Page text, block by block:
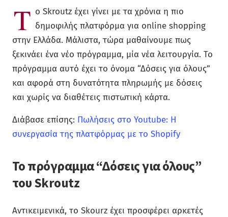
Τ ο Skroutz έχει γίνει με τα χρόνια η πιο
δημοφιλής πλατφόρμα για online shopping
στην Ελλάδα. Μάλιστα, τώρα μαθαίνουμε πως
ξεκινάει ένα νέο πρόγραμμα, μία νέα λειτουργία. Το
πρόγραμμα αυτό έχει το όνομα “Δόσεις για όλους”
και αφορά στη δυνατότητα πληρωμής με δόσεις
και χωρίς να διαθέτεις πιστωτική κάρτα.
Διάβασε επίσης: Πωλήσεις στο Youtube: Η
συνεργασία της πλατφόρμας με το Shopify
Το πρόγραμμα “Δόσεις για όλους”
του Skroutz
Αντικειμενικά, το Skourz έχει προσφέρει αρκετές